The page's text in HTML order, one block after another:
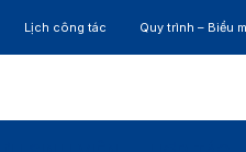
Lịch công tác Quy trình – Biểu